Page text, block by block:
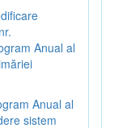
Anual al
Anual al
sistem